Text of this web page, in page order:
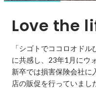
Love the
「シゴトでココロオド
に共感し、23年1月にウ
新卒では損害保険会社に
店の販促を行っていまし